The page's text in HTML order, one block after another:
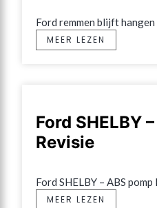
Ford remmen blijft hangen
MEER LEZEN
Ford SHELBY
Revisie
Ford SHELBY – ABS pomp
MEER LEZEN